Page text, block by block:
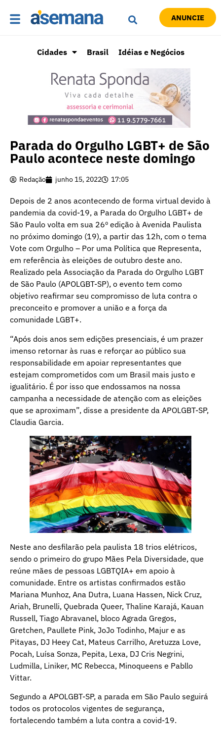
ANUNCIE
Cidades Brasil Idéias e Negócios
Parada do Orgulho LGBT+ de São
Paulo acontece neste domingo
Redação junho 15, 2022 17:05
Depois de 2 anos acontecendo de forma virtual devido à
pandemia da covid-19, a Parada do Orgulho LGBT+ de
São Paulo volta em sua 26º edição à Avenida Paulista
no próximo domingo (19), a partir das 12h, com o tema
Vote com Orgulho – Por uma Política que Representa,
em referência às eleições de outubro deste ano.
Realizado pela Associação da Parada do Orgulho LGBT
de São Paulo (APOLGBT-SP), o evento tem como
objetivo reafirmar seu compromisso de luta contra o
preconceito e promover a união e a força da
comunidade LGBT+.
“Após dois anos sem edições presenciais, é um prazer
imenso retornar às ruas e reforçar ao público sua
responsabilidade em apoiar representantes que
estejam comprometidos com um Brasil mais justo e
igualitário. É por isso que endossamos na nossa
campanha a necessidade de atenção com as eleições
que se aproximam”, disse a presidente da APOLGBT-SP,
Claudia Garcia.
Neste ano desfilarão pela paulista 18 trios elétricos,
sendo o primeiro do grupo Mães Pela Diversidade, que
reúne mães de pessoas LGBTQIA+ em apoio à
comunidade. Entre os artistas confirmados estão
Mariana Munhoz, Ana Dutra, Luana Hassen, Nick Cruz,
Ariah, Brunelli, Quebrada Queer, Thaline Karajá, Kauan
Russell, Tiago Abravanel, bloco Agrada Gregos,
Gretchen, Paullete Pink, JoJo Todinho, Majur e as
Pitayas, DJ Heey Cat, Mateus Carrilho, Aretuzza Love,
Pocah, Luísa Sonza, Pepita, Lexa, DJ Cris Negrini,
Ludmilla, Liniker, MC Rebecca, Minoqueens e Pabllo
Vittar.
Segundo a APOLGBT-SP, a parada em São Paulo seguirá
todos os protocolos vigentes de segurança,
fortalecendo também a luta contra a covid-19.